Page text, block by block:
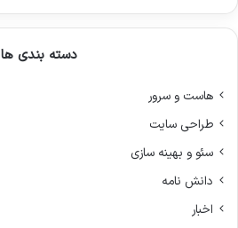
دسته بندی ها
هاست و سرور
طراحی سایت
سئو و بهینه سازی
دانش نامه
اخبار